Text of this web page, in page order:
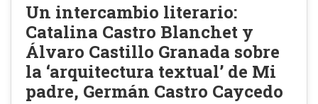
Un intercambio literario:
Catalina Castro Blanchet y
Álvaro Castillo Granada sobre
la ‘arquitectura textual’ de Mi
padre, Germán Castro Caycedo